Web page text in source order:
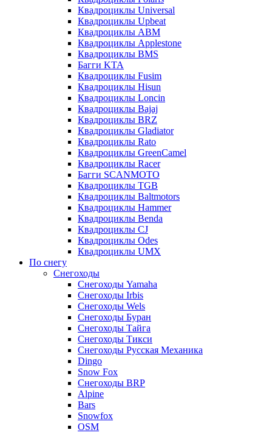
Квадроциклы Universal
Квадроциклы Upbeat
Квадроциклы ABM
Квадроциклы Applestone
Квадроциклы BMS
Багги KTA
Квадроциклы Fusim
Квадроциклы Hisun
Квадроциклы Loncin
Квадроциклы Bajaj
Квадроциклы BRZ
Квадроциклы Gladiator
Квадроциклы Rato
Квадроциклы GreenCamel
Квадроциклы Racer
Багги SCANMOTO
Квадроциклы TGB
Квадроциклы Baltmotors
Квадроциклы Hammer
Квадроциклы Benda
Квадроциклы CJ
Квадроциклы Odes
Квадроциклы UMX
По снегу
Снегоходы
Снегоходы Yamaha
Снегоходы Irbis
Снегоходы Wels
Снегоходы Буран
Снегоходы Тайга
Снегоходы Тикси
Снегоходы Русская Механика
Dingo
Snow Fox
Снегоходы BRP
Alpine
Bars
Snowfox
OSM